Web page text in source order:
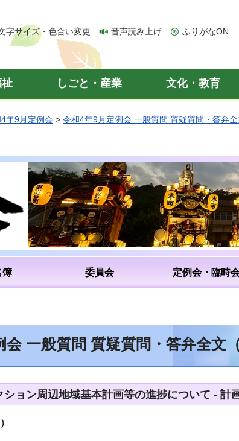
字サイズ・色合い変更 音声読み上げ ふりがなON
しごと・産業 文化・教育
年9月定例会 > 令和4年9月定例会 一般質問 質疑質問・答弁全
簿 委員会 定例会・臨時
一般質問 質疑質問・答弁全文
ョン周辺地域基本計画等の進捗について - 計